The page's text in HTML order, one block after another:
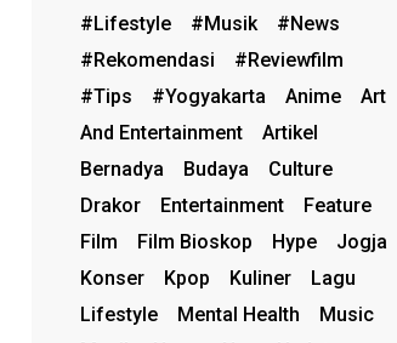
#lifestyle
#musik
#News
#rekomendasi
#reviewfilm
#Tips
#Yogyakarta Anime
Art
And Entertainment
Artikel
Bernadya
Budaya
Culture
Drakor
Entertainment
Feature
Film
Film Bioskop Hype
Jogja
Konser
Kpop Kuliner
Lagu
Lifestyle
Mental Health
Music